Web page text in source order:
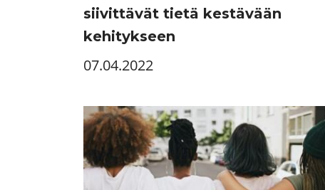
siivittävät tietä kestävään
kehitykseen
07.04.2022